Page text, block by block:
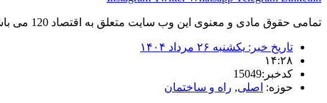
تمامی حقوق مادی و معنوی این وب سایت متعلق به اقتصاد 120 می باشد و استفاده غیر قانونی از آن پیگرد قانونی دارد.
تاریخ خبر: یکشنبه ۲۶ مرداد ۱۴۰۴
۱۴:۲۸
کدخبر:15049
حوزه: اصلی, راه و ساختمان